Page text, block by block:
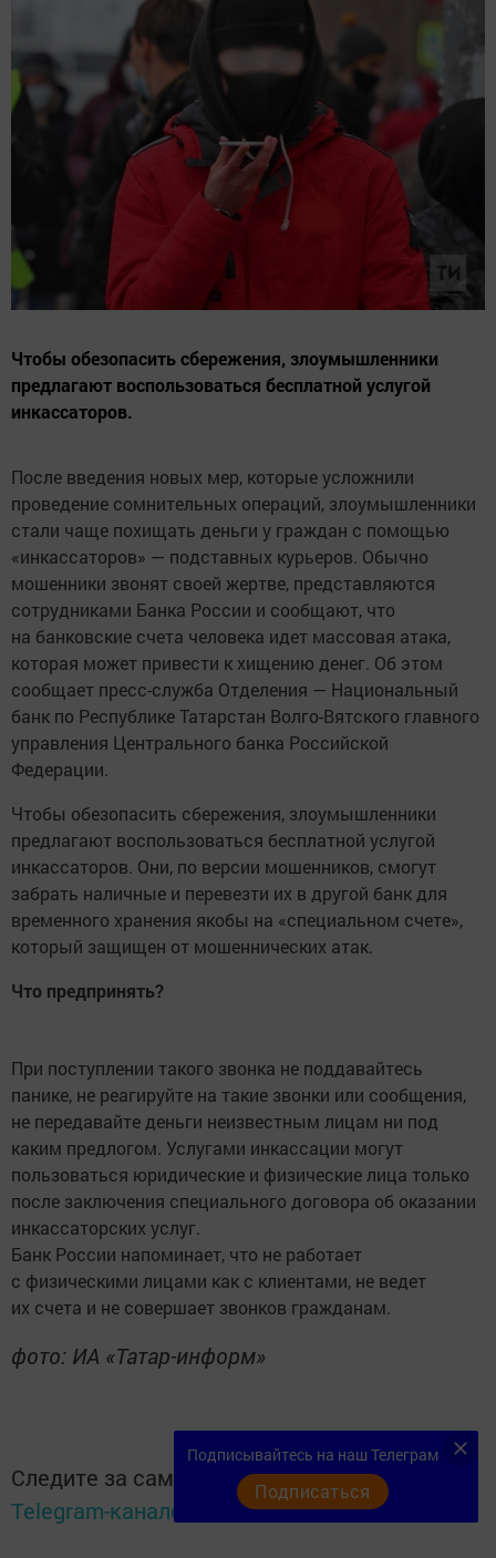
Чтобы обезопасить сбережения, злоумышленники
предлагают воспользоваться бесплатной услугой
инкассаторов.
После введения новых мер, которые усложнили
проведение сомнительных операций, злоумышленники
стали чаще похищать деньги у граждан с помощью
«инкассаторов» — подставных курьеров. Обычно
мошенники звонят своей жертве, представляются
сотрудниками Банка России и сообщают, что
на банковские счета человека идет массовая атака,
которая может привести к хищению денег. Об этом
сообщает пресс-служба Отделения — Национальный
банк по Республике Татарстан Волго-Вятского главного
управления Центрального банка Российской
Федерации.
Чтобы обезопасить сбережения, злоумышленники
предлагают воспользоваться бесплатной услугой
инкассаторов. Они, по версии мошенников, смогут
забрать наличные и перевезти их в другой банк для
временного хранения якобы на «специальном счете»,
который защищен от мошеннических атак.
Что предпринять?
При поступлении такого звонка не поддавайтесь
панике, не реагируйте на такие звонки или сообщения,
не передавайте деньги неизвестным лицам ни под
каким предлогом. Услугами инкассации могут
пользоваться юридические и физические лица только
после заключения специального договора об оказании
инкассаторских услуг.
Банк России напоминает, что не работает
с физическими лицами как с клиентами, не ведет
их счета и не совершает звонков гражданам.
фото: ИА «Татар-информ»
Следите за самым важным и интересным в
Telegram-канале
Татмедиа
Подписывайтесь на наш Телеграм
Подписаться